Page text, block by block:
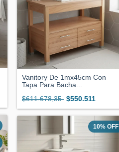
Vanitory De 1mx45cm Con
Tapa Para Bacha...
$611.678,35 $550.511
10% OFF